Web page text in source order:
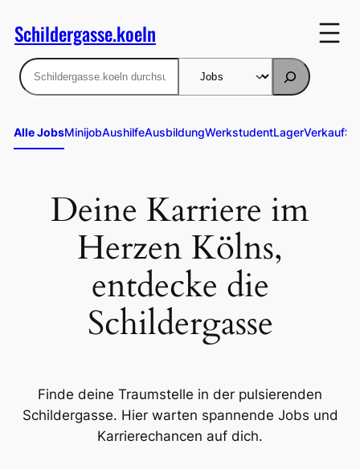
Inhalt
springen
Schildergasse.koeln
Suchen
Alle JobsMinijobAushilfeAusbildungWerkstudentLagerVerkauf
Deine Karriere im
Herzen Kölns,
entdecke die
Schildergasse
Finde deine Traumstelle in der pulsierenden
Schildergasse. Hier warten spannende Jobs und
Karrierechancen auf dich.